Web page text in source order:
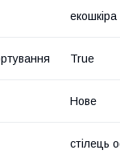
екошкіра
True
Нове
стілець